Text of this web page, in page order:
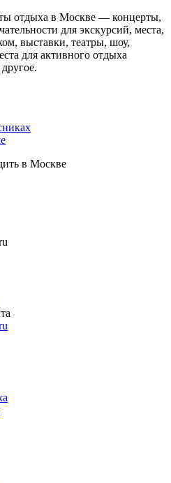
отдыха в Москве — концерты,
для экскурсий, места,
выставки, театры, шоу,
для активного отдыха
в Москве